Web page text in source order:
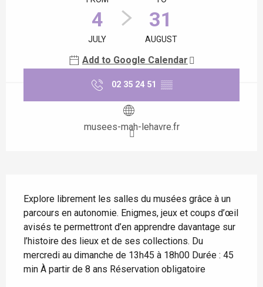
4
JULY
31
AUGUST
Add to Google Calendar
02 35 24 51 ▒▒
musees-mah-lehavre.fr
Explore librement les salles du musées grâce à un
parcours en autonomie. Enigmes, jeux et coups d’œil
avisés te permettront d’en apprendre davantage sur
l’histoire des lieux et de ses collections. Du
mercredi au dimanche de 13h45 à 18h00 Durée : 45
min À partir de 8 ans Réservation obligatoire